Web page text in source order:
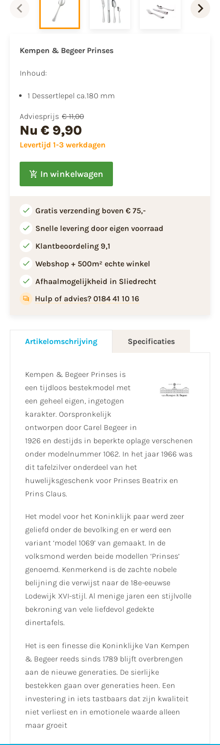
Kempen & Begeer Prinses
Inhoud:
1 Dessertlepel ca.180 mm
Adviesprijs € 11,00
Nu € 9,90
Levertijd 1-3 werkdagen
In winkelwagen
Gratis verzending boven € 75,-
Snelle levering door eigen voorraad
Klantbeoordeling 9,1
Webshop + 500m² echte winkel
Afhaalmogelijkheid in Sliedrecht
Hulp of advies? 0184 41 10 16
Artikelomschrijving Specificaties
Kempen & Begeer Prinses is
een tijdloos bestekmodel met
een geheel eigen, ingetogen
karakter. Oorspronkelijk
ontworpen door Carel Begeer in
1926 en destijds in beperkte oplage verschenen
onder modelnummer 1062. In het jaar 1966 was
dit tafelzilver onderdeel van het
huwelijksgeschenk voor Prinses Beatrix en
Prins Claus.
Het model voor het Koninklijk paar werd zeer
geliefd onder de bevolking en er werd een
variant ‘model 1069’ van gemaakt. In de
volksmond werden beide modellen ‘Prinses’
genoemd. Kenmerkend is de zachte nobele
belijning die verwijst naar de 18e-eeuwse
Lodewijk XVI-stijl. Al menige jaren een stijlvolle
bekroning van vele liefdevol gedekte
dinertafels.
Het is een finesse die Koninklijke Van Kempen
& Begeer reeds sinds 1789 blijft overbrengen
aan de nieuwe generaties. De sierlijke
bestekken gaan over generaties heen. Een
investering in iets tastbaars dat zijn kwaliteit
niet verliest en in emotionele waarde alleen
maar groeit